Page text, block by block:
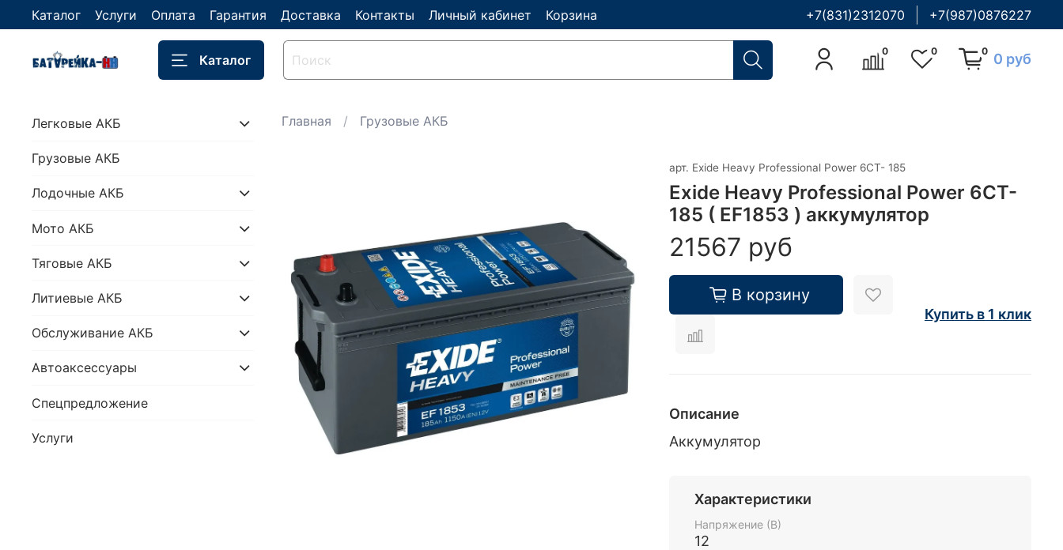
Каталог Услуги Оплата Гарантия Доставка Контакты Личный кабинет Корзина +7(831)2312070 +7(987)0876227
Каталог
0 0 0 0 руб
Главная Грузовые АКБ
арт. Exide Heavy Professional Power 6СТ- 185
Exide Heavy Professional Power 6СТ-
185 ( EF1853 ) аккумулятор
21567 руб
В корзину
Купить в 1 клик
Описание
Аккумулятор
Характеристики
Напряжение (В)
12
Легковые АКБ
Грузовые АКБ
Лодочные АКБ
Мото АКБ
Тяговые АКБ
Литиевые АКБ
Обслуживание АКБ
Автоаксессуары
Спецпредложение
Услуги